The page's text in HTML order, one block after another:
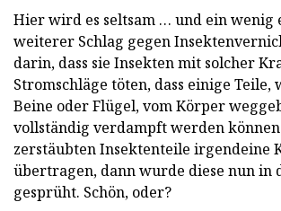
Hier wird es seltsam … und ein wenig
weiterer Schlag gegen
darin, dass sie Insekten mit solcher
Stromschläge töten, dass einige Teile,
Beine oder Flügel, vom Körper
vollständig verdampft werden
zerstäubten Insektenteile irgendeine
übertragen, dann wurde diese nun in
gesprüht. Schön, oder?